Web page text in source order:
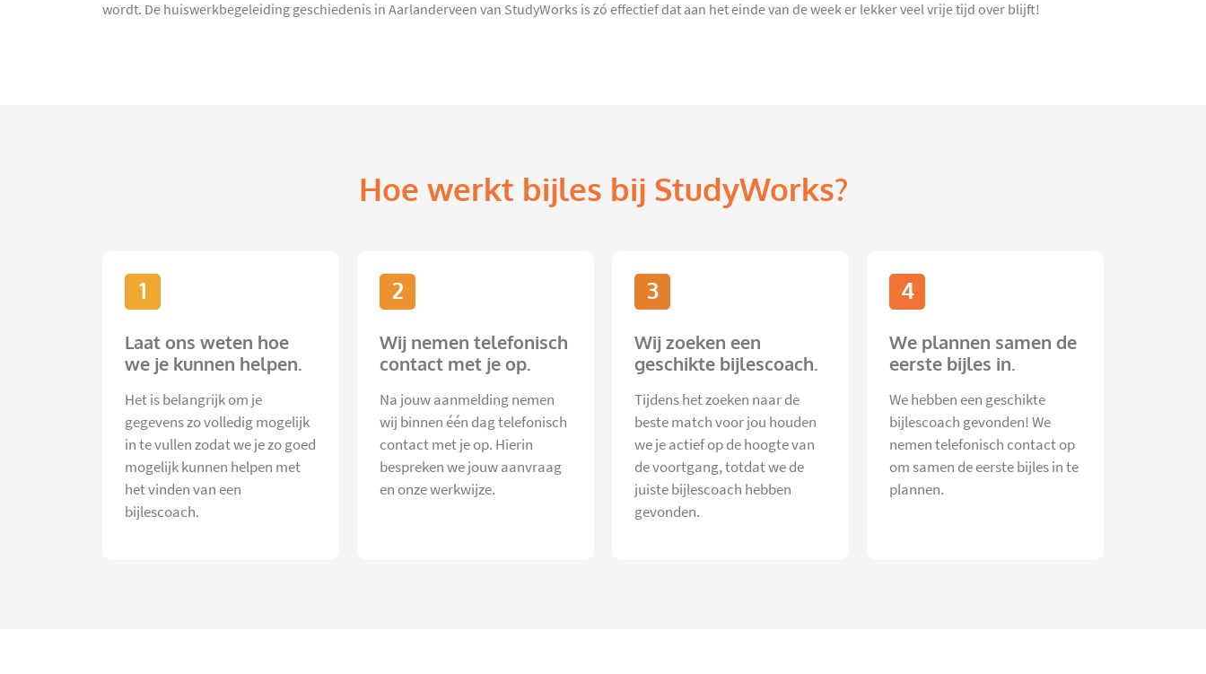
wordt. De huiswerkbegeleiding geschiedenis in Aarlanderveen van StudyWorks is zó effectief dat aan het einde van de week er lekker veel vrije tijd over blijft!
Hoe werkt bijles bij StudyWorks?
1
Laat ons weten hoe
we je kunnen helpen.
Het is belangrijk om je
gegevens zo volledig mogelijk
in te vullen zodat we je zo goed
mogelijk kunnen helpen met
het vinden van een
bijlescoach.
2
Wij nemen telefonisch
contact met je op.
Na jouw aanmelding nemen
wij binnen één dag telefonisch
contact met je op. Hierin
bespreken we jouw aanvraag
en onze werkwijze.
3
Wij zoeken een
geschikte bijlescoach.
Tijdens het zoeken naar de
beste match voor jou houden
we je actief op de hoogte van
de voortgang, totdat we de
juiste bijlescoach hebben
gevonden.
4
We plannen samen de
eerste bijles in.
We hebben een geschikte
bijlescoach gevonden! We
nemen telefonisch contact op
om samen de eerste bijles in te
plannen.